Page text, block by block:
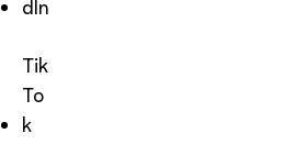
dIn
Tik
To
k